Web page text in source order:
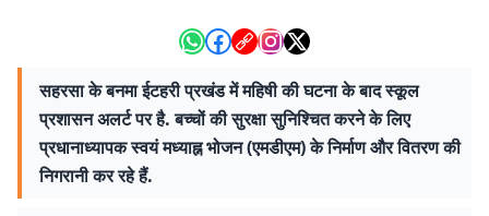
सहरसा के बनमा ईटहरी प्रखंड में महिषी की घटना के बाद स्कूल
प्रशासन अलर्ट पर है. बच्चों की सुरक्षा सुनिश्चित करने के लिए
प्रधानाध्यापक स्वयं मध्याह्न भोजन (एमडीएम) के निर्माण और वितरण की
निगरानी कर रहे हैं.